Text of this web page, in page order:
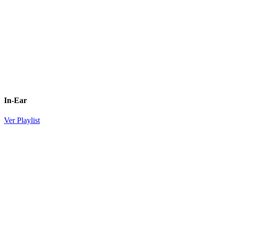
In-Ear
Ver Playlist